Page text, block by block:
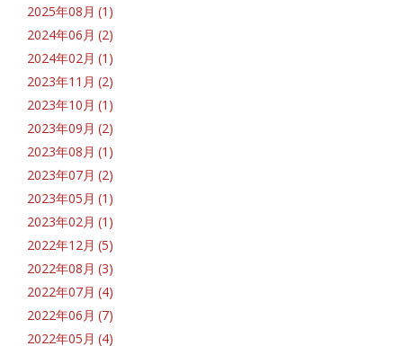
2025年08月 (1)
2024年06月 (2)
2024年02月 (1)
2023年11月 (2)
2023年10月 (1)
2023年09月 (2)
2023年08月 (1)
2023年07月 (2)
2023年05月 (1)
2023年02月 (1)
2022年12月 (5)
2022年08月 (3)
2022年07月 (4)
2022年06月 (7)
2022年05月 (4)